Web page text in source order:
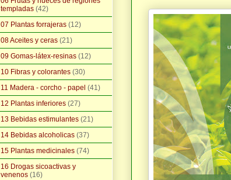
templadas (42)
07 Plantas forrajeras (12)
08 Aceites y ceras (21)
09 Gomas-látex-resinas (12)
10 Fibras y colorantes (30)
11 Madera - corcho - papel (41)
12 Plantas inferiores (27)
13 Bebidas estimulantes (21)
14 Bebidas alcoholicas (37)
15 Plantas medicinales (74)
16 Drogas sicoactivas y
venenos (16)